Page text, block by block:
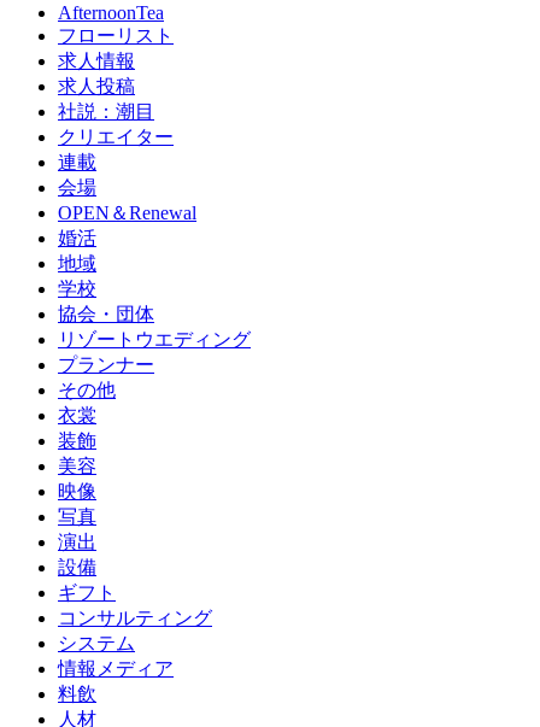
AfternoonTea
フローリスト
求人情報
求人投稿
社説：潮目
クリエイター
連載
会場
OPEN＆Renewal
婚活
地域
学校
協会・団体
リゾートウエディング
プランナー
その他
衣裳
装飾
美容
映像
写真
演出
設備
ギフト
コンサルティング
システム
情報メディア
料飲
人材